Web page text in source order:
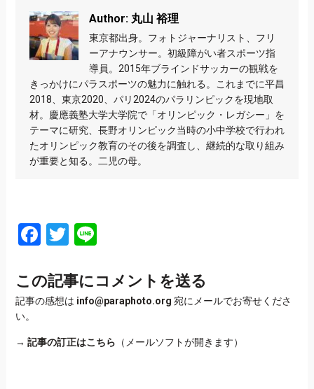
Author: 丸山 裕理
東京都出身。フォトジャーナリスト、フリ
ーアナウンサー。初級障がい者スポーツ指
導員。2015年ブラインドサッカーの観戦を
きっかけにパラスポーツの魅力に触れる。これまでに平昌
2018、東京2020、パリ2024のパラリンピックを現地取
材。慶應義塾大学大学院で「オリンピック・レガシー」を
テーマに研究、長野オリンピック当時の小中学校で行われ
たオリンピック教育のその後を調査し、継続的な取り組み
が重要と知る。二児の母。
Facebook
Twitter
Line
この記事にコメントを送る
記事の感想は info@paraphoto.org 宛にメールでお寄せくださ
い。
→ 記事の訂正はこちら （メールソフトが開きます）